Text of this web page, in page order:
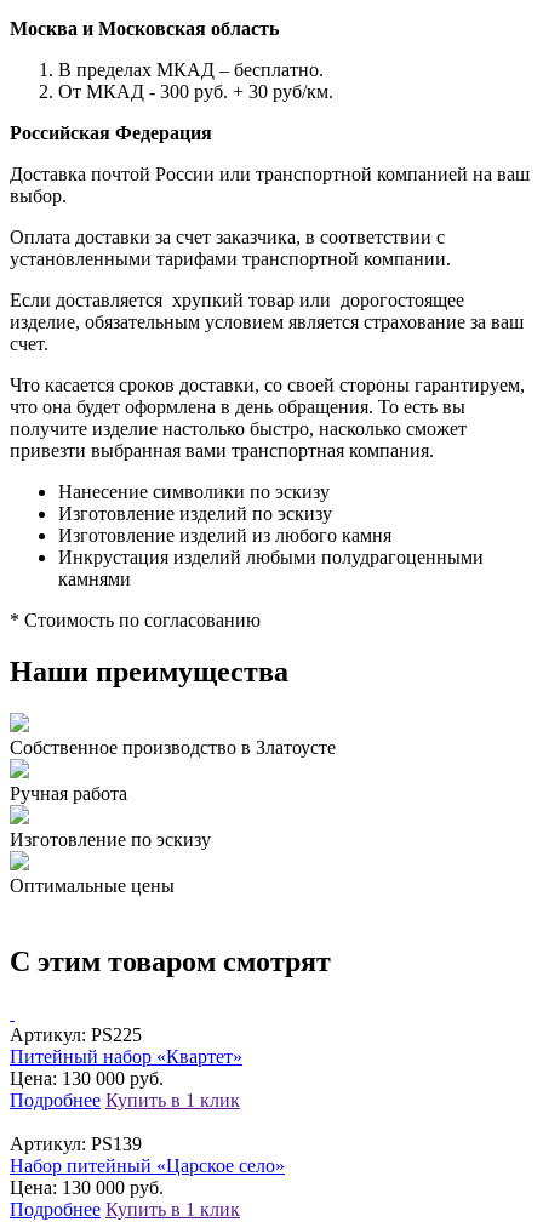
Москва и Московская область
В пределах МКАД – бесплатно.
От МКАД - 300 руб. + 30 руб/км.
Российская Федерация
Доставка почтой России или транспортной компанией на ваш
выбор.
Оплата доставки за счет заказчика, в соответствии с
установленными тарифами транспортной компании.
Если доставляется хрупкий товар или дорогостоящее
изделие, обязательным условием является страхование за ваш
счет.
Что касается сроков доставки, со своей стороны гарантируем,
что она будет оформлена в день обращения. То есть вы
получите изделие настолько быстро, насколько сможет
привезти выбранная вами транспортная компания.
Нанесение символики по эскизу
Изготовление изделий по эскизу
Изготовление изделий из любого камня
Инкрустация изделий любыми полудрагоценными
камнями
* Стоимость по согласованию
Наши преимущества
Собственное производство в Златоусте
Ручная работа
Изготовление по эскизу
Оптимальные цены
С этим товаром смотрят
Артикул: PS225
Питейный набор «Квартет»
Цена: 130 000 руб.
Подробнее Купить в 1 клик
Артикул: PS139
Набор питейный «Царское село»
Цена: 130 000 руб.
Подробнее Купить в 1 клик